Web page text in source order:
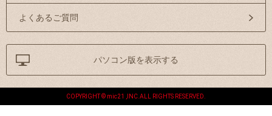
よくあるご質問
パソコン版を表示する
COPYRIGHT © mic21 ,INC.ALL RIGHTS RESERVED.